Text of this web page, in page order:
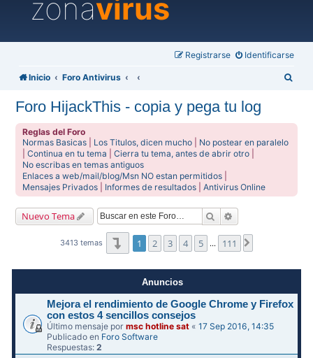
zonavirus
Identificarse
Registrarse
Inicio Foro Antivirus
Foro HijackThis - copia y pega tu log
Reglas del Foro
Normas Basicas
Los Titulos, dicen mucho
No postear en paralelo
|Continua en tu tema |Cierra tu tema, antes de abrir otro
No escribas en temas antiguos
Enlaces a web/mail/blog/Msn NO estan permitidos
Mensajes Privados
Informes de resultados |Antivirus Online
Nuevo Tema Buscar
3413 temas Página1de111
1 2 3 4 5 … 111
Anuncios
Mejora el rendimiento de Google Chrome y Firefox
con estos 4 sencillos consejos
Último mensaje pormsc hotline sat «17 Sep 2016, 14:35
Publicado en Foro Software
Respuestas:2